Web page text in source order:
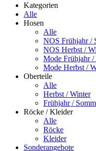
Kategorien
Alle
Hosen
Alle
NOS Frühjahr /
NOS Herbst /
Mode Frühjahr /
Mode Herbst /
Oberteile
Alle
Herbst / Winter
Frühjahr /
Röcke / Kleider
Alle
Röcke
Kleider
Sonderangebote